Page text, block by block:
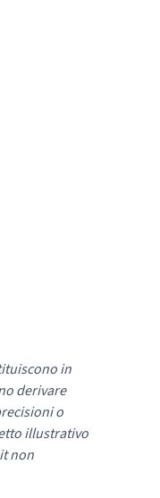
in
derivare
o
illustrativo
non